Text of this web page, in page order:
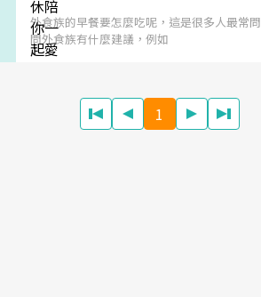
外食族的早餐要怎麼吃呢，這是很多人最常
問外食族有什麼建議，例如
1